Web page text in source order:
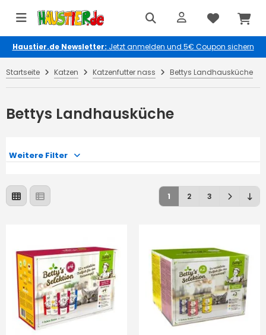
Haustier.de Newsletter: Jetzt anmelden und 5€ Coupon sichern
Startseite Katzen Katzenfutter nass Bettys Landhausküche
Bettys Landhausküche
Weitere Filter
1 2 3